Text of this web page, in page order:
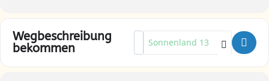
Wegbeschreibung
bekommen
Address - Sonnenland Salon –
Destination Address -